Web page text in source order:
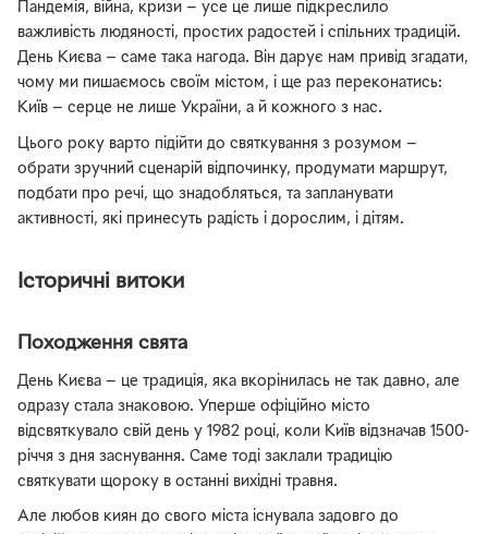
Пандемія, війна, кризи — усе це лише підкреслило
важливість людяності, простих радостей і спільних традицій.
День Києва — саме така нагода. Він дарує нам привід згадати,
чому ми пишаємось своїм містом, і ще раз переконатись:
Київ — серце не лише України, а й кожного з нас.
Цього року варто підійти до святкування з розумом —
обрати зручний сценарій відпочинку, продумати маршрут,
подбати про речі, що знадобляться, та запланувати
активності, які принесуть радість і дорослим, і дітям.
Історичні витоки
Походження свята
День Києва — це традиція, яка вкорінилась не так давно, але
одразу стала знаковою. Уперше офіційно місто
відсвяткувало свій день у 1982 році, коли Київ відзначав 1500-
річчя з дня заснування. Саме тоді заклали традицію
святкувати щороку в останні вихідні травня.
Але любов киян до свого міста існувала задовго до